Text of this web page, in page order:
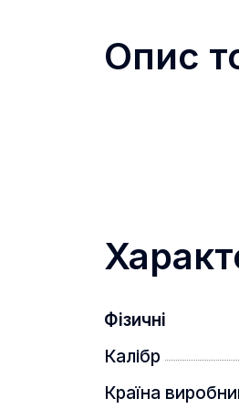
Опис
Фізичні
Калібр
Країна